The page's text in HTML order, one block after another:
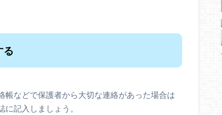
る
帳などで保護者から大切な連絡があった場合は
記入しましょう。